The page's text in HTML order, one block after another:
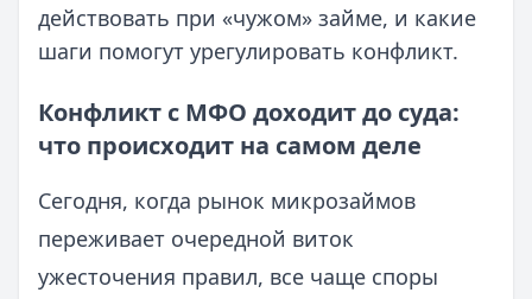
действовать при «чужом» займе, и какие
шаги помогут урегулировать конфликт.
Конфликт с МФО доходит до суда:
что происходит на самом деле
Сегодня, когда рынок микрозаймов
переживает очередной виток
ужесточения правил, все чаще споры